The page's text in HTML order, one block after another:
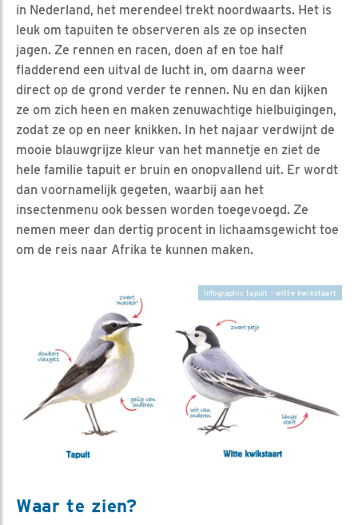
in Nederland, het merendeel trekt noordwaarts. Het is
leuk om tapuiten te observeren als ze op insecten
jagen. Ze rennen en racen, doen af en toe half
fladderend een uitval de lucht in, om daarna weer
direct op de grond verder te rennen. Nu en dan kijken
ze om zich heen en maken zenuwachtige hielbuigingen,
zodat ze op en neer knikken. In het najaar verdwijnt de
mooie blauwgrijze kleur van het mannetje en ziet de
hele familie tapuit er bruin en onopvallend uit. Er wordt
dan voornamelijk gegeten, waarbij aan het
insectenmenu ook bessen worden toegevoegd. Ze
nemen meer dan dertig procent in lichaamsgewicht toe
om de reis naar Afrika te kunnen maken.
Infographic tapuit - witte kwikstaart
Waar te zien?